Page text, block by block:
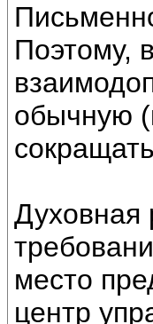
Поэтому,
обычную
Духовная
место
центр